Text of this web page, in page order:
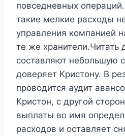
повседневных
такие мелкие расходы
управления компанией
те же хранители.Читать
составляют небольшую
доверяет Кристону. В
проводится аудит
Кристон, с другой
выплаты во имя
расходов и оставляет